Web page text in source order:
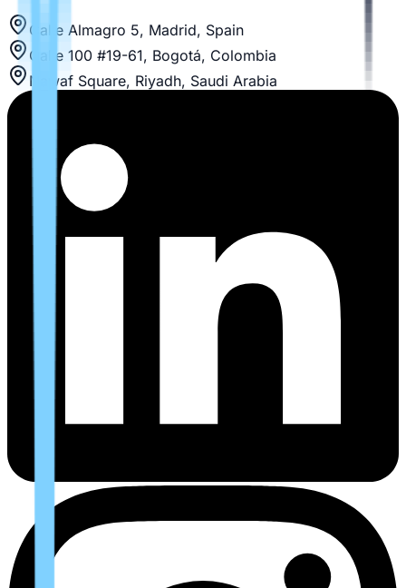
Calle Almagro 5, Madrid, Spain
Calle 100 #19-61, Bogotá, Colombia
Nawaf Square, Riyadh, Saudi Arabia